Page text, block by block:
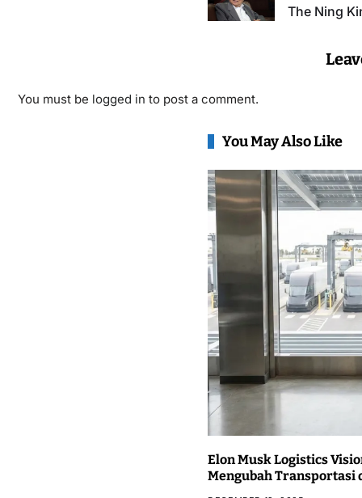
The Ning
You must be logged in to post a comment.
You May Also Like
Elon Musk Logistics
Mengubah Transportasi